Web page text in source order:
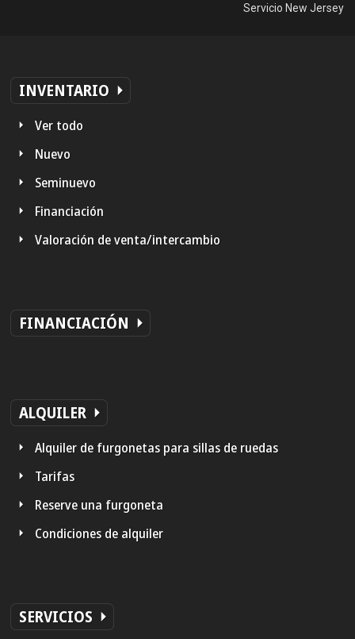
Servicio New Jersey
INVENTARIO
Ver todo
Nuevo
Seminuevo
Financiación
Valoración de venta/intercambio
FINANCIACIÓN
ALQUILER
Alquiler de furgonetas para sillas de ruedas
Tarifas
Reserve una furgoneta
Condiciones de alquiler
SERVICIOS